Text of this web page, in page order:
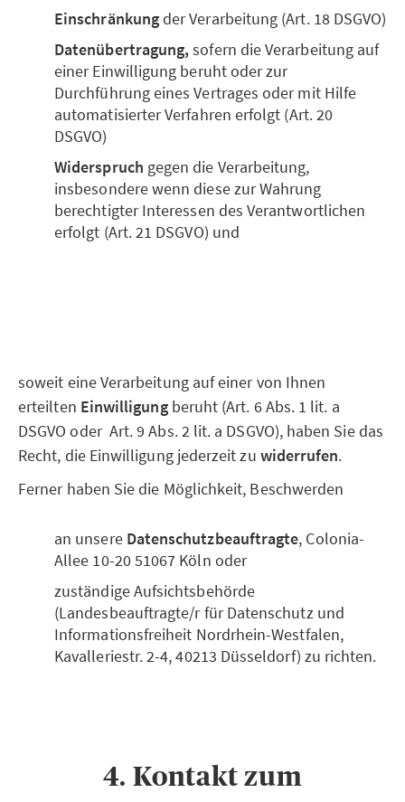
Einschränkungder Verarbeitung (Art. 18 DSGVO)
Datenübertragung,sofern die Verarbeitung auf
einer Einwilligung beruht oder zur
Durchführung eines Vertrages oder mit Hilfe
automatisierter Verfahren erfolgt (Art. 20
DSGVO)
Widerspruch gegen die Verarbeitung,
insbesondere wenn diese zur Wahrung
berechtigter Interessen des Verantwortlichen
erfolgt (Art. 21 DSGVO) und
soweit eine Verarbeitung auf einer von Ihnen
erteilten Einwilligungberuht (Art. 6 Abs. 1 lit. a
DSGVO oder Art. 9 Abs. 2 lit. a DSGVO), haben Sie das
Recht, die Einwilligung jederzeit zu widerrufen.
Ferner haben Sie die Möglichkeit, Beschwerden
an unsere Datenschutzbeauftragte, Colonia-
Allee 10-20 51067 Köln oder
zuständige Aufsichtsbehörde
(Landesbeauftragte/r für Datenschutz und
Informationsfreiheit Nordrhein-Westfalen,
Kavalleriestr. 2-4, 40213 Düsseldorf) zu richten.
4. Kontakt zum